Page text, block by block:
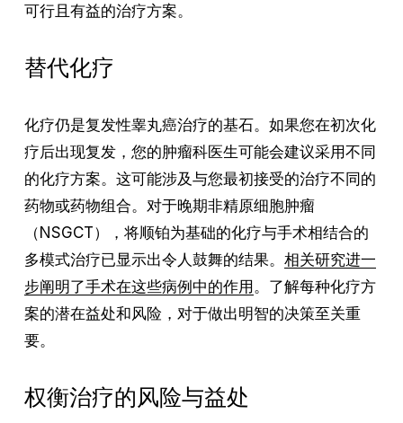
可行且有益的治疗方案。
替代化疗
化疗仍是复发性睾丸癌治疗的基石。如果您在初次化
疗后出现复发，您的肿瘤科医生可能会建议采用不同
的化疗方案。这可能涉及与您最初接受的治疗不同的
药物或药物组合。对于晚期非精原细胞肿瘤
（NSGCT），将顺铂为基础的化疗与手术相结合的
多模式治疗已显示出令人鼓舞的结果。 相关研究进一
步阐明了手术在这些病例中的作用。了解每种化疗方
案的潜在益处和风险，对于做出明智的决策至关重
要。
权衡治疗的风险与益处